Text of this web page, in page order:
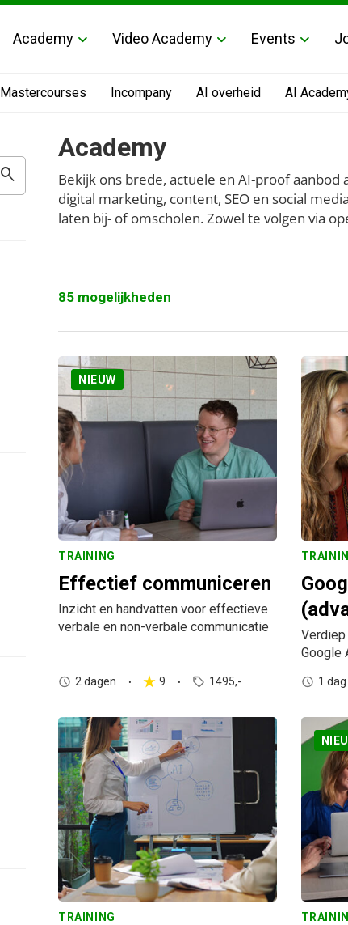
Academy Video Academy Events
Mastercourses Incompany AI overheid AI
search
Academy
Bekijk ons brede, actuele en AI-proof
digital marketing, content, SEO en social
laten bij- of omscholen. Zowel te volgen via
85 mogelijkheden
NIEUW
TRAINING
Effectief communiceren
Inzicht en handvatten voor effectieve
verbale en non-verbale communicatie
2 dagen 9 1495,-
Verdiep
Google
1 dag
TRAINING